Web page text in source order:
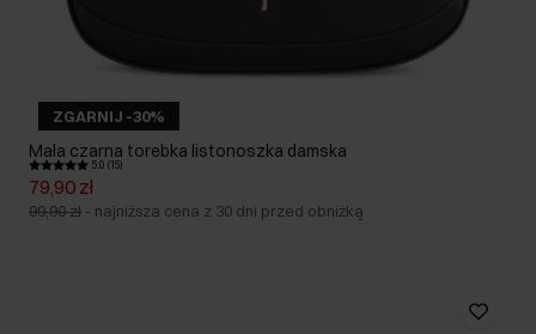
ZGARNIJ -30%
Mała czarna torebka listonoszka damska
5.0 (15)
79,90 zł
99,90 zł - najniższa cena z 30 dni przed obniżką